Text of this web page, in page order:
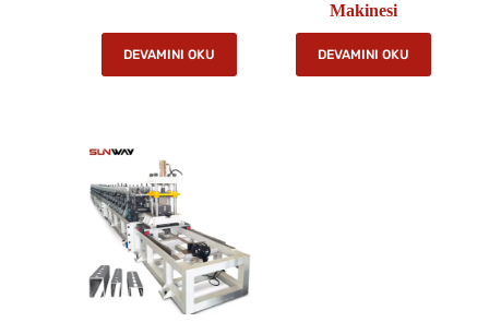
DEVAMINI OKU
Makinesi
DEVAMINI OKU